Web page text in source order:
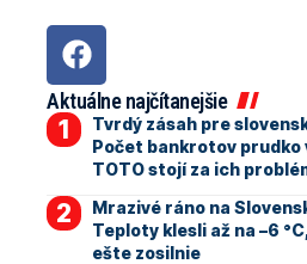
Aktuálne najčítanejšie
Tvrdý zásah pre
Počet bankrotov prudko
TOTO stojí za ich
Mrazivé ráno na
Teploty klesli až na –6
ešte zosilnie